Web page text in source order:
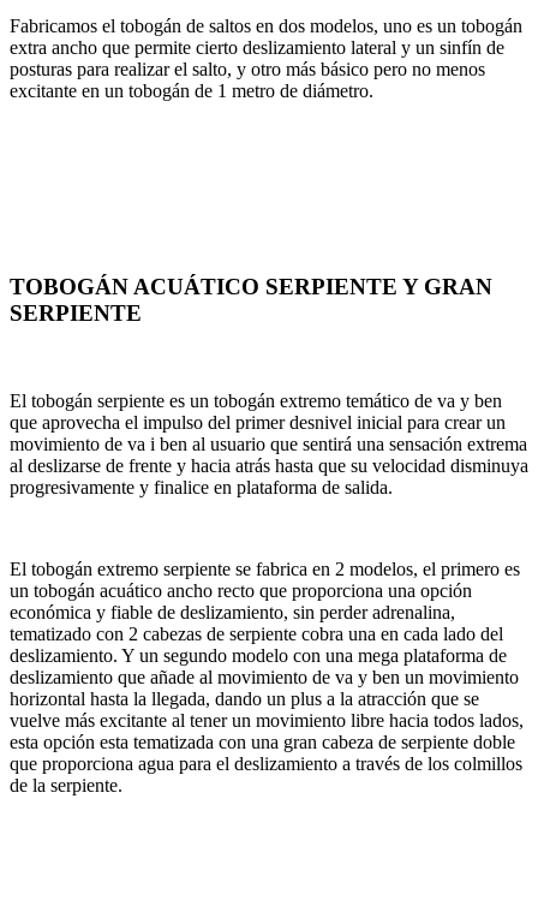
Fabricamos el tobogán de saltos en dos modelos, uno es un tobogán
extra ancho que permite cierto deslizamiento lateral y un sinfín de
posturas para realizar el salto, y otro más básico pero no menos
excitante en un tobogán de 1 metro de diámetro.
TOBOGÁN ACUÁTICO SERPIENTE Y GRAN
SERPIENTE
El tobogán serpiente es un tobogán extremo temático de va y ben
que aprovecha el impulso del primer desnivel inicial para crear un
movimiento de va i ben al usuario que sentirá una sensación extrema
al deslizarse de frente y hacia atrás hasta que su velocidad disminuya
progresivamente y finalice en plataforma de salida.
El tobogán extremo serpiente se fabrica en 2 modelos, el primero es
un tobogán acuático ancho recto que proporciona una opción
económica y fiable de deslizamiento, sin perder adrenalina,
tematizado con 2 cabezas de serpiente cobra una en cada lado del
deslizamiento. Y un segundo modelo con una mega plataforma de
deslizamiento que añade al movimiento de va y ben un movimiento
horizontal hasta la llegada, dando un plus a la atracción que se
vuelve más excitante al tener un movimiento libre hacia todos lados,
esta opción esta tematizada con una gran cabeza de serpiente doble
que proporciona agua para el deslizamiento a través de los colmillos
de la serpiente.